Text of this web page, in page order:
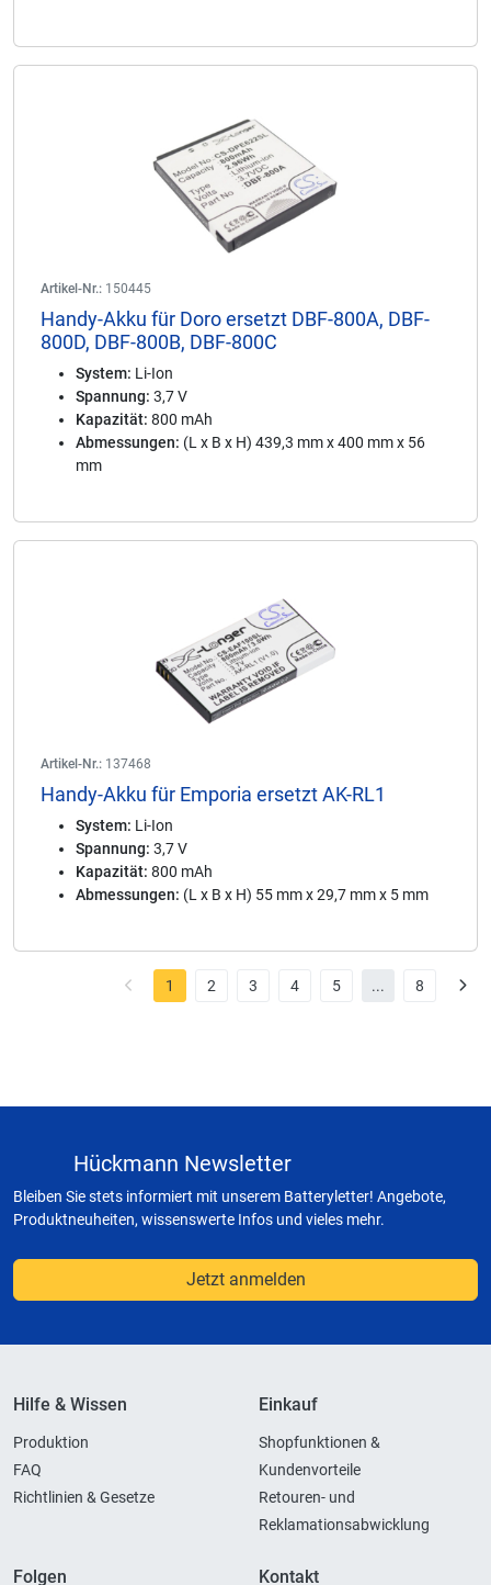
Artikel-Nr.: 150445
Handy-Akku für Doro ersetzt DBF-800A, DBF-
800D, DBF-800B, DBF-800C
System: Li-Ion
Spannung: 3,7 V
Kapazität: 800 mAh
Abmessungen: (L x B x H) 439,3 mm x 400 mm x 56
mm
Artikel-Nr.: 137468
Handy-Akku für Emporia ersetzt AK-RL1
System: Li-Ion
Spannung: 3,7 V
Kapazität: 800 mAh
Abmessungen: (L x B x H) 55 mm x 29,7 mm x 5 mm
1 2 3 4 5 ... 8
Hückmann Newsletter
Bleiben Sie stets informiert mit unserem Batteryletter! Angebote,
Produktneuheiten, wissenswerte Infos und vieles mehr.
Jetzt anmelden
Hilfe & Wissen
Produktion
FAQ
Richtlinien & Gesetze
Einkauf
Shopfunktionen &
Kundenvorteile
Retouren- und
Reklamationsabwicklung
Folgen Kontakt